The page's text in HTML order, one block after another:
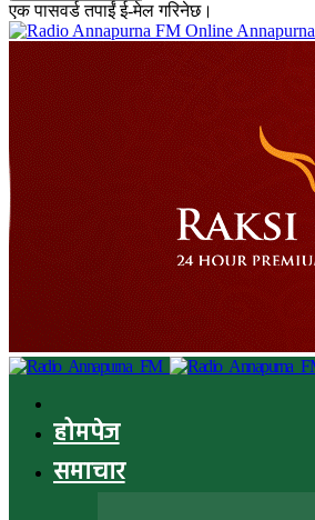
एक पासवर्ड तपाईं ई-मेल गरिनेछ।
Online Annapurna
होमपेज
समाचार